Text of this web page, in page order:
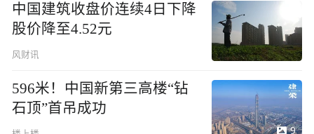
中国建筑收盘价连续4日下降
股价降至4.52元
风财讯
596米！中国新第三高楼“钻
石顶”首吊成功
9